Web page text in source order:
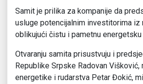
Samit je prilika za kompanije da
usluge potencijalnim investitorima iz
oblikujući čistu i pametnu energetsku
Otvaranju samita prisustvuju i
Republike Srpske Radovan Višković,
energetike i rudarstva Petar Đokić,